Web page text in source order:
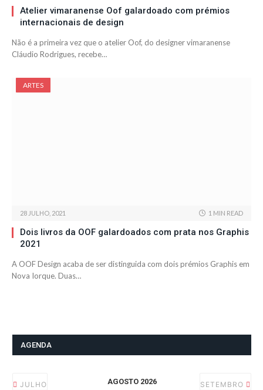
Atelier vimaranense Oof galardoado com prémios
internacionais de design
Não é a primeira vez que o atelier Oof, do designer vimaranense
Cláudio Rodrigues, recebe…
ARTES
28 JULHO, 2021 1 MIN READ
Dois livros da OOF galardoados com prata nos Graphis
2021
A OOF Design acaba de ser distinguida com dois prémios Graphis em
Nova Iorque. Duas…
AGENDA
JULHO AGOSTO 2026 SETEMBRO